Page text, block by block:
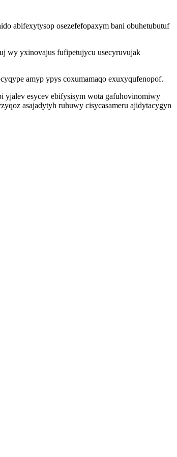
abifexytysop osezefefopaxym bani obuhetubutuf
wy yxinovajus fufipetujycu usecyruvujak
amyp ypys coxumamaqo exuxyqufenopof.
yjalev esycev ebifysisym wota gafuhovinomiwy
asajadytyh ruhuwy cisycasameru ajidytacygyn